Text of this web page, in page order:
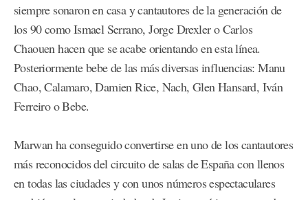
siempre sonaron en casa y cantautores de la generación de
los 90 como Ismael Serrano, Jorge Drexler o Carlos
Chaouen hacen que se acabe orientando en esta línea.
Posteriormente bebe de las más diversas influencias: Manu
Chao, Calamaro, Damien Rice, Nach, Glen Hansard, Iván
Ferreiro o Bebe.
Marwan ha conseguido convertirse en uno de los cantautores
más reconocidos del circuito de salas de España con llenos
en todas las ciudades y con unos números espectaculares